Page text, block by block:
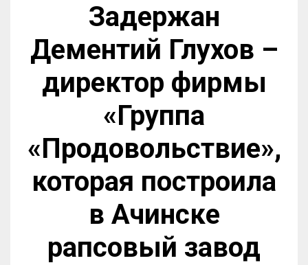
Задержан
Дементий Глухов –
директор фирмы
«Группа
«Продовольствие»,
которая построила
в Ачинске
рапсовый завод